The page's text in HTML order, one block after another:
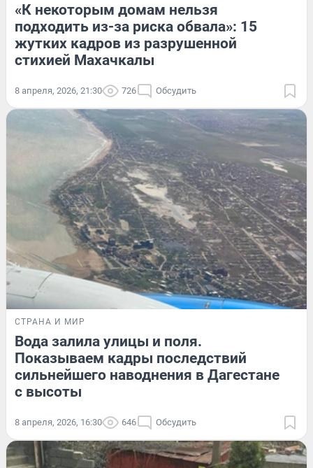
«К некоторым домам нельзя
подходить из-за риска обвала»: 15
жутких кадров из разрушенной
стихией Махачкалы
8 апреля, 2026, 21:30 726 Обсудить
СТРАНА И МИР
Вода залила улицы и поля.
Показываем кадры последствий
сильнейшего наводнения в Дагестане
с высоты
8 апреля, 2026, 16:30 646 Обсудить